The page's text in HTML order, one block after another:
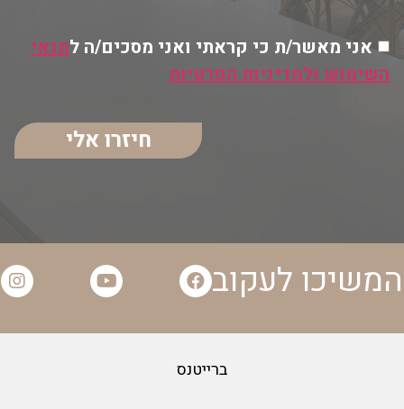
אני מאשר/ת כי קראתי ואני מסכים/ה לתנאי
השימוש ולמדיניות הפרטיות
חיזרו אלי
המשיכו לעקוב
ברייטנס